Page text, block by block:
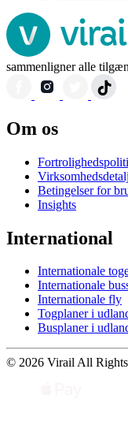
sammenligner alle
Om os
Betingelser for
Insights
International
Internationale
Internationale
Internationale fly
Togplaner i
Busplaner i
© 2026 Virail All Rights